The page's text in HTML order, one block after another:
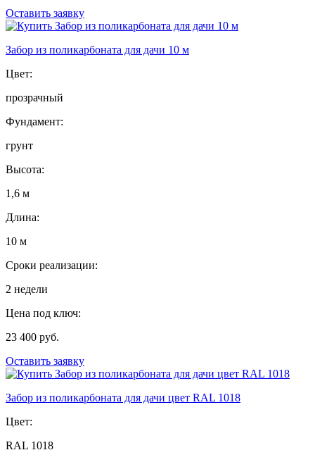
Оставить заявку
Забор из поликарбоната для дачи 10 м
Цвет:
прозрачный
Фундамент:
грунт
Высота:
1,6 м
Длина:
10 м
Сроки реализации:
2 недели
Цена под ключ:
23 400 руб.
Оставить заявку
Забор из поликарбоната для дачи цвет RAL 1018
Цвет:
RAL 1018